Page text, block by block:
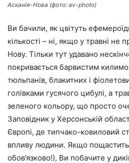
Асканія-Нова (фото: av-photo)
Ви бачили, як цвітуть
кількості – ні, якщо у травні не
Нову. Тільки тут удавано
покривається барвистим
тюльпанів, блакитних і
голівками гусячого цибулі, а
зеленого кольору, що просто
Заповідник у Херсонській
Європі, де типчако-ковиловий
впливу людини. Якщо
обов’язково!), Ви побачите у